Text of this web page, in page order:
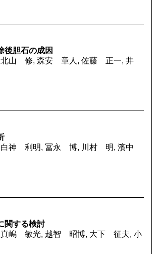
後胆石の成因
山 修, 森安 章人, 佐藤 正一, 井
神 利明, 冨永 博, 川村 明, 濱中
関する検討
嶋 敏光, 越智 昭博, 大下 征夫, 小